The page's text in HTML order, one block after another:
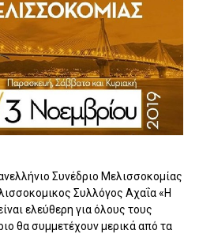
Συνέδριο Μελισσοκομίας
Συλλόγος Αχαΐα «Η
ελεύθερη για όλους τους
θα συμμετέχουν μερικά από τα